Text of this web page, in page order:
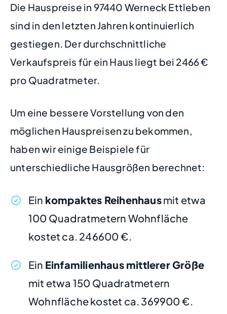
Die Hauspreise in 97440 Werneck Ettleben
sind in den letzten Jahren kontinuierlich
gestiegen. Der durchschnittliche
Verkaufspreis für ein Haus liegt bei 2466 €
pro Quadratmeter.
Um eine bessere Vorstellung von den
möglichen Hauspreisen zu bekommen,
haben wir einige Beispiele für
unterschiedliche Hausgrößen berechnet:
Ein kompaktes Reihenhausmit etwa
100 Quadratmetern Wohnfläche
kostet ca. 246600 €.
Ein Einfamilienhaus mittlerer Größe
mit etwa 150 Quadratmetern
Wohnfläche kostet ca. 369900 €.